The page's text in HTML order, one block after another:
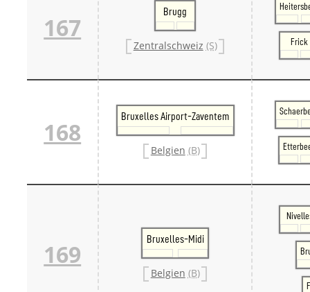
167
Brugg
Zentralschweiz (S) Frick
168
Bruxelles Airport-Zaventem
Belgien (B)
169
Bruxelles-Midi
Belgien (B)